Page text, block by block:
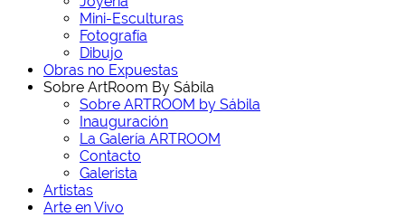
Mini-Esculturas
Fotografía
Dibujo
Obras no Expuestas
Sobre ArtRoom By Sábila
Sobre ARTROOM by Sábila
Inauguración
La Galería ARTROOM
Contacto
Galerista
Artistas
Arte en Vivo